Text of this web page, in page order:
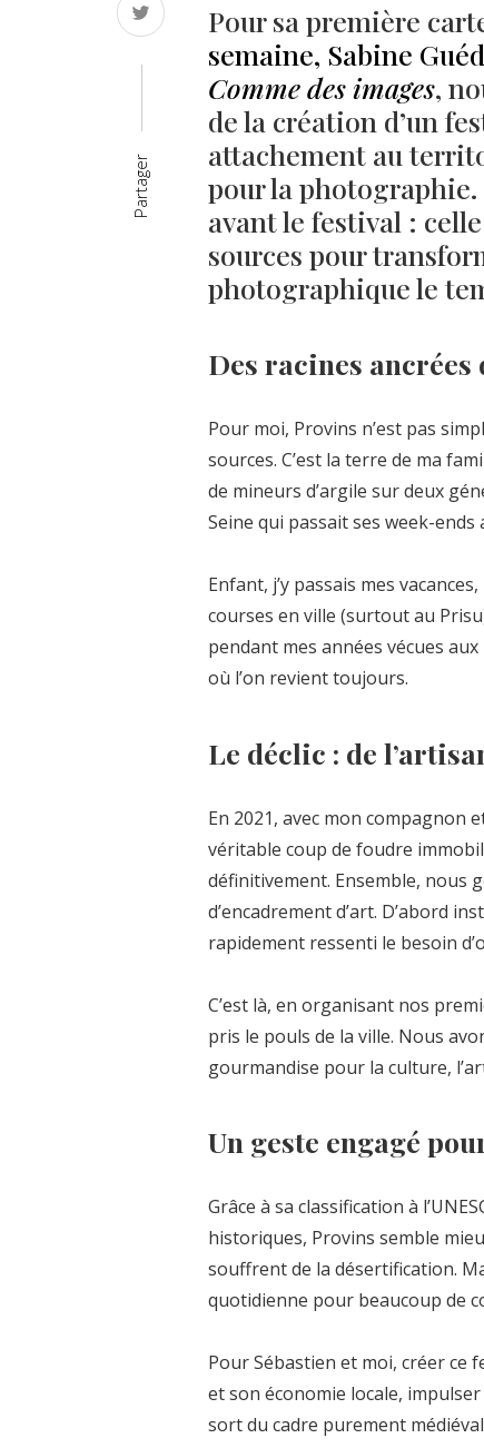
Partager
Pour sa première
semaine, Sabine
Comme des images,
de la création d’un
attachement au
pour la
avant le festival :
sources pour
photographique le
Des racines
Pour moi, Provins n’est pas
sources. C’est la terre de ma
de mineurs d’argile sur deux
Seine qui passait ses week-ends
Enfant, j’y passais mes
courses en ville (surtout au
pendant mes années vécues
où l’on revient toujours.
Le déclic : de
En 2021, avec mon compagnon
véritable coup de foudre
définitivement. Ensemble, nous
d’encadrement d’art. D’abord
rapidement ressenti le besoin
C’est là, en organisant nos
pris le pouls de la ville. Nous
gourmandise pour la culture,
Un geste engagé
Grâce à sa classification à
historiques, Provins semble
souffrent de la désertification.
quotidienne pour beaucoup de
Pour Sébastien et moi, créer ce
et son économie locale,
sort du cadre purement